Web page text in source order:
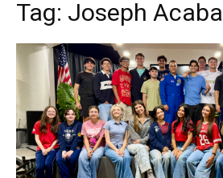
Tag: Joseph Acaba